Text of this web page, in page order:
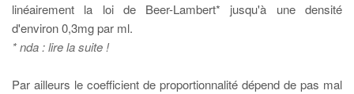
linéairement la loi de Beer-Lambert* jusqu'à une densité
d'environ 0,3mg par ml.
* nda : lire la suite !
Par ailleurs le coefficient de proportionnalité dépend de pas mal